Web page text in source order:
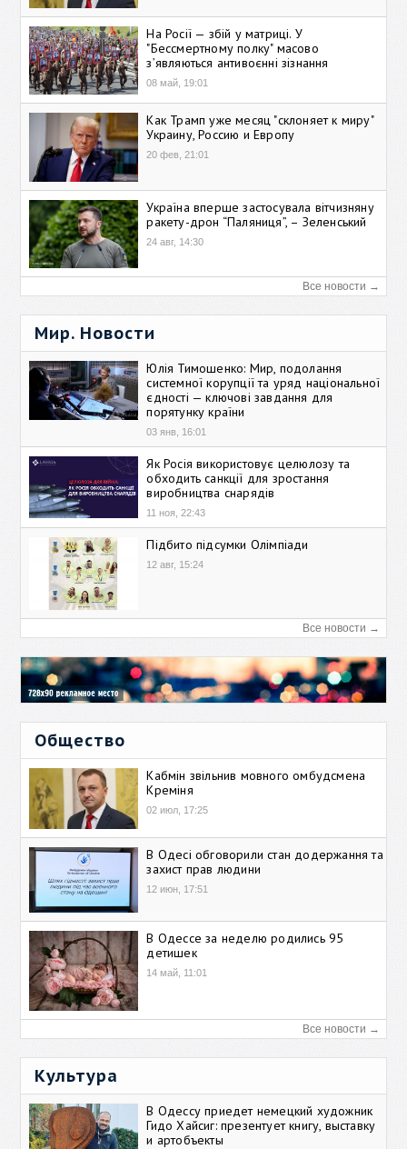
На Росії — збій у матриці. У
"Бессмертному полку" масово
зʼявляються антивоєнні зізнання
08 май, 19:01
Как Трамп уже месяц "склоняет к миру"
Украину, Россию и Европу
20 фев, 21:01
Україна вперше застосувала вітчизняну
ракету-дрон “Паляниця”, – Зеленський
24 авг, 14:30
Все новости →
Мир. Новости
Юлія Тимошенко: Мир, подолання
системної корупції та уряд національної
єдності — ключові завдання для
порятунку країни
03 янв, 16:01
Як Росія використовує целюлозу та
обходить санкції для зростання
виробництва снарядів
11 ноя, 22:43
Підбито підсумки Олімпіади
12 авг, 15:24
Все новости →
Общество
Кабмін звільнив мовного омбудсмена
Креміня
02 июл, 17:25
В Одесі обговорили стан додержання та
захист прав людини
12 июн, 17:51
В Одессе за неделю родились 95
детишек
14 май, 11:01
Все новости →
Культура
В Одессу приедет немецкий художник
Гидо Хайсиг: презентует книгу, выставку
и артобъекты